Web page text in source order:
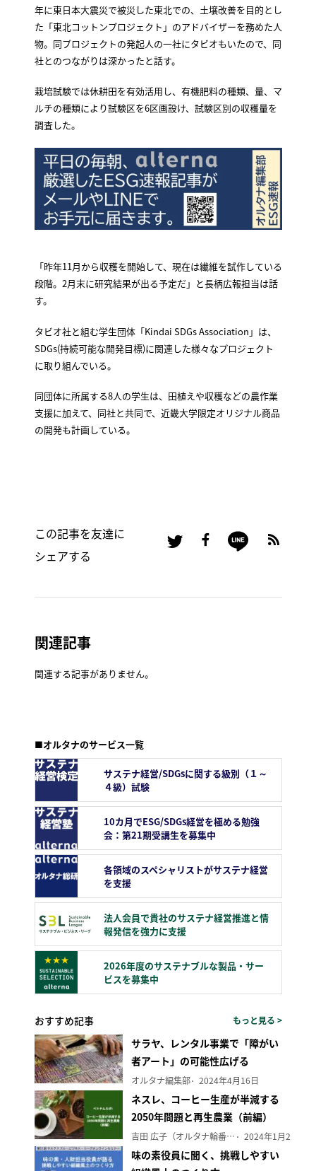
年に東日本大震災で被災した東北での、土壌改善を目的とし
た「東北コットンプロジェクト」のアドバイザーを務めた人
物。同プロジェクトの発起人の一社にタビオもいたので、同
社とのつながりは深かったと話す。
栽培試験では休耕田を有効活用し、有機肥料の種類、量、マ
ルチの種類により試験区を6区画設け、試験区別の収穫量を
調査した。
「昨年11月から収穫を開始して、現在は繊維を試作している
段階。2月末に研究結果が出る予定だ」と長柄広報担当は話
す。
タビオ社と組む学生団体「Kindai SDGs Association」は、
SDGs(持続可能な開発目標)に関連した様々なプロジェクト
に取り組んでいる。
同団体に所属する8人の学生は、田植えや収穫などの農作業
支援に加えて、同社と共同で、近畿大学限定オリジナル商品
の開発も計画している。
この記事を友達に
シェアする
関連記事
関連する記事がありません。
■オルタナのサービス一覧
サステナ経営/SDGsに関する級別（１～
４級）試験
10カ月でESG/SDGs経営を極める勉強
会：第21期受講生を募集中
各領域のスペシャリストがサステナ経営
を支援
法人会員で貴社のサステナ経営推進と情
報発信を強力に支援
2026年度のサステナブルな製品・サー
ビスを募集中
おすすめ記事 もっと見る >
サラヤ、レンタル事業で「障がい
者アート」の可能性広げる
オルタナ編集部 2024年4月16日
ネスレ、コーヒー生産が半減する
2050年問題と再生農業（前編）
吉田 広子（オルタナ輪番編集長） 2024年1月29日
味の素役員に聞く、挑戦しやすい